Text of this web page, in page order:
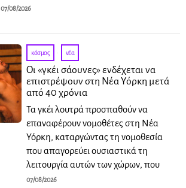
07/08/2026
κόσμος · νέα
Οι «γκέι σάουνες» ενδέχεται να
επιστρέψουν στη Νέα Υόρκη μετά
από 40 χρόνια
Τα γκέι λουτρά προσπαθούν να
επαναφέρουν νομοθέτες στη Νέα
Υόρκη, καταργώντας τη νομοθεσία
που απαγορεύει ουσιαστικά τη
λειτουργία αυτών των χώρων, που
07/08/2026